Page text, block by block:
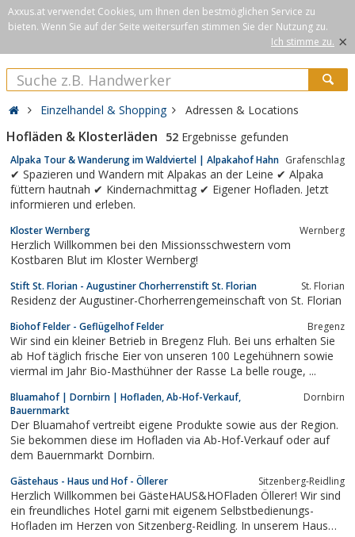
Axxus.at verwendet Cookies, um Ihnen den bestmöglichen Service zu
bieten. Wenn Sie auf der Seite weitersurfen stimmen Sie der Nutzung zu.
Ich stimme zu. ×
Einzelhandel & Shopping Adressen & Locations
Hofläden & Klosterläden 52 Ergebnisse gefunden
Alpaka Tour & Wanderung im Waldviertel | Alpakahof Hahn Grafenschlag
✔ Spazieren und Wandern mit Alpakas an der Leine ✔ Alpaka
füttern hautnah ✔ Kindernachmittag ✔ Eigener Hofladen. Jetzt
informieren und erleben.
Kloster Wernberg Wernberg
Herzlich Willkommen bei den Missionsschwestern vom
Kostbaren Blut im Kloster Wernberg!
Stift St. Florian - Augustiner Chorherrenstift St. Florian St. Florian
Residenz der Augustiner-Chorherrengemeinschaft von St. Florian
Biohof Felder - Geflügelhof Felder Bregenz
Wir sind ein kleiner Betrieb in Bregenz Fluh. Bei uns erhalten Sie
ab Hof täglich frische Eier von unseren 100 Legehühnern sowie
viermal im Jahr Bio-Masthühner der Rasse La belle rouge, ...
Bluamahof | Dornbirn | Hofladen, Ab-Hof-Verkauf,
Bauernmarkt
Dornbirn
Der Bluamahof vertreibt eigene Produkte sowie aus der Region.
Sie bekommen diese im Hofladen via Ab-Hof-Verkauf oder auf
dem Bauernmarkt Dornbirn.
Gästehaus - Haus und Hof - Öllerer Sitzenberg-Reidling
Herzlich Willkommen bei GästeHAUS&HOFladen Öllerer! Wir sind
ein freundliches Hotel garni mit eigenem Selbstbedienungs-
Hofladen im Herzen von Sitzenberg-Reidling. In unserem Haus